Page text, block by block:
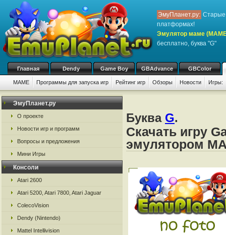
ЭмуПланет.ру: Старые
платформах!
Эмулятор маме
бесплатно, буква "G"
Главная Dendy Game Boy GBAdvance GBColor
MAME Программы для запуска игр Рейтинг игр Обзоры Новости Игры:
ЭмуПланет.ру
О проекте
Новости игр и программ
Вопросы и предложения
Мини Игры
Консоли
Atari 2600
Atari 5200, Atari 7800, Atari Jaguar
ColecoVision
Dendy (Nintendo)
Mattel Intellivision
Буква G.
Скачать игру
эмулятором